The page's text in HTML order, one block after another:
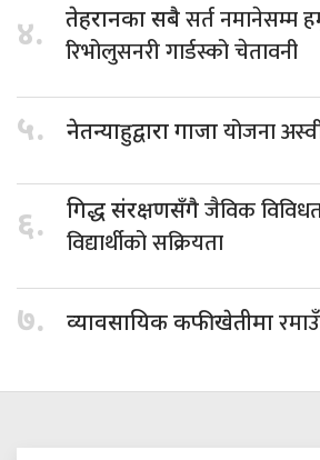
४. तेहरानका सबैसर्त नमानेसम्म
रिभोलुसनरी गार्डस्को चेतावनी
५. नेतन्याहुद्वारा गाजायोजना
६. गिद्ध संरक्षणसँगैजैविक
विद्यार्थीको सक्रियता
७. व्यावसायिक कफीखेतीमा